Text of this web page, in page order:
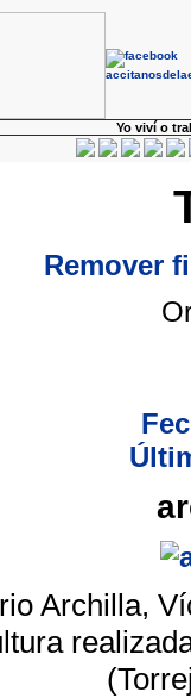
Yo viví o
Remover
Archilla,